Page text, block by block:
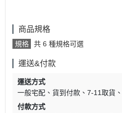
商品規格
規格 共 6 種規格可選
運送&付款
運送方式
一般宅配
貨到付款 7-11取貨
付款方式